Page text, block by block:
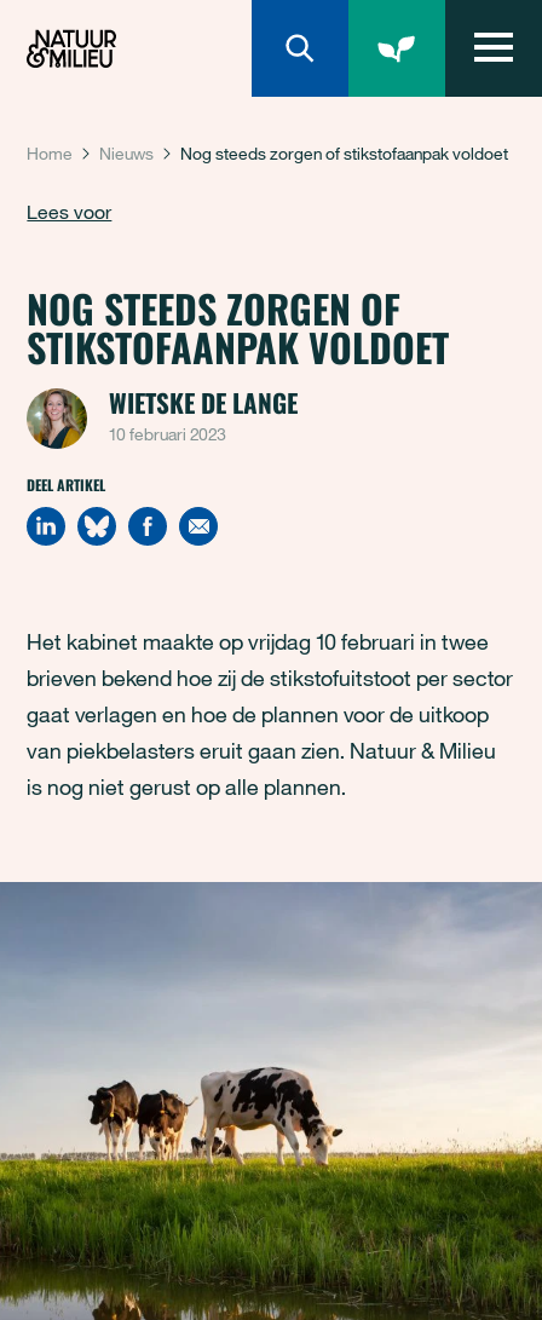
Home Nieuws Nog steeds zorgen of stikstofaanpak voldoet
Lees voor
NOG STEEDS ZORGEN OF
STIKSTOFAANPAK VOLDOET
WIETSKE DE LANGE
10 februari 2023
DEEL ARTIKEL
Het kabinet maakte op vrijdag 10 februari in twee
brieven bekend hoe zij de stikstofuitstoot per sector
gaat verlagen en hoe de plannen voor de uitkoop
van piekbelasters eruit gaan zien. Natuur & Milieu
is nog niet gerust op alle plannen.